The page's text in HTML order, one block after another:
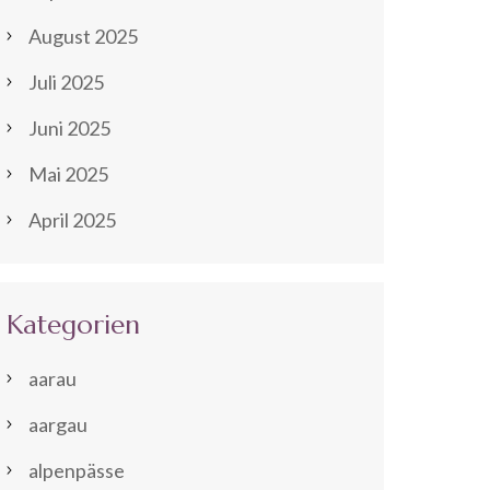
August 2025
Juli 2025
Juni 2025
Mai 2025
April 2025
Kategorien
aarau
aargau
alpenpässe